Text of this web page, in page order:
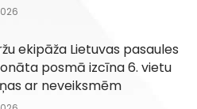
ekipāža Lietuvas pasaules
posmā izcīna 6. vietu
ar neveiksmēm